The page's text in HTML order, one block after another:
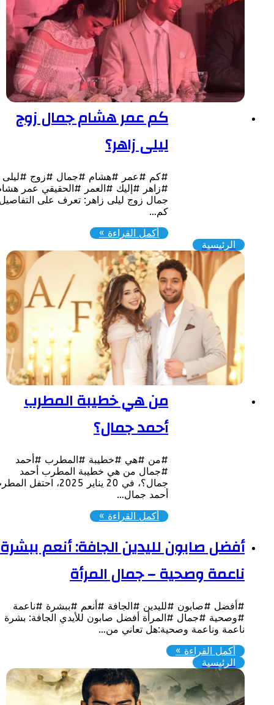
كم عمر هشام جمال زوج
ليلى زاهر؟
#كم #عمر #هشام #جمال #زوج #ليلى
#زاهر #إليك #العمر #الحقيقي عمر هشام
جمال زوج ليلى زاهر: تعرف على التفاصيل
أكمل القراءة »
الرئيسية
من هي خطيبة المطرب
أحمد جمال؟
#من #هي #خطيبة #المطرب #أحمد
#جمال من هي خطيبة المطرب أحمد
جمال؟، في 20 يناير 2025، احتفل المطرب
أحمد جمال…
أكمل القراءة »
صابون لليدين الجافة: أنعم ببشرة
وصحية – جمال المرأة
#صابون #لليدين #الجافة #أنعم #ببشرة #ناعمة
#جمال #المرأة أفضل صابون للأيدي الجافة: بشرة
وناعمة وصحية:هل تعاني من…
أكمل القراءة »
الرئيسية